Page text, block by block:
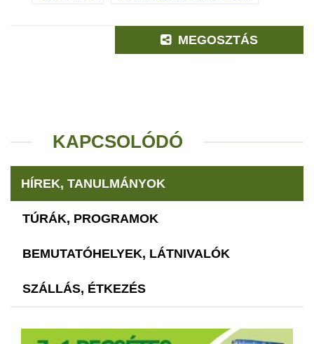
MEGOSZTÁS
KAPCSOLÓDÓ
HÍREK, TANULMÁNYOK
TÚRÁK, PROGRAMOK
BEMUTATÓHELYEK, LÁTNIVALÓK
SZÁLLÁS, ÉTKEZÉS